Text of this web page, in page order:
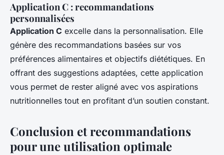
Application C : recommandations
personnalisées
Application C excelle dans la personnalisation. Elle
génère des recommandations basées sur vos
préférences alimentaires et objectifs diététiques. En
offrant des suggestions adaptées, cette application
vous permet de rester aligné avec vos aspirations
nutritionnelles tout en profitant d’un soutien constant.
Conclusion et recommandations
pour une utilisation optimale